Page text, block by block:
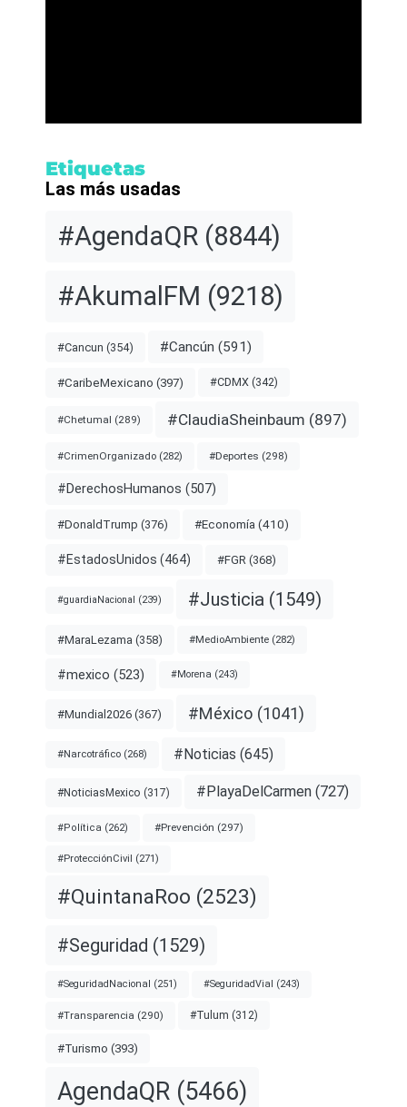
Etiquetas
Las más usadas
#AgendaQR (8844)
#AkumalFM (9218)
#Cancun (354) #Cancún (591)
#CaribeMexicano (397) #CDMX (342)
#Chetumal (289) #ClaudiaSheinbaum (897)
#CrimenOrganizado (282) #Deportes (298)
#DerechosHumanos (507)
#DonaldTrump (376) #Economía (410)
#EstadosUnidos (464) #FGR (368)
#guardiaNacional (239) #Justicia (1549)
#MaraLezama (358) #MedioAmbiente (282)
#mexico (523) #Morena (243)
#Mundial2026 (367) #México (1041)
#Narcotráfico (268) #Noticias (645)
#NoticiasMexico (317) #PlayaDelCarmen (727)
#Política (262) #Prevención (297)
#ProtecciónCivil (271)
#QuintanaRoo (2523)
#Seguridad (1529)
#SeguridadNacional (251) #SeguridadVial (243)
#Transparencia (290) #Tulum (312)
#Turismo (393)
AgendaQR (5466)